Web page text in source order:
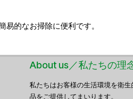
易的なお掃除に便利です。
About us／私たちの理
私たちはお客様の生活環境を衛
品をご提供してまいります。